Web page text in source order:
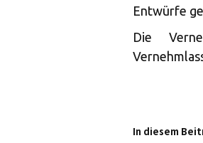
Entwürfe
Die
In diesem